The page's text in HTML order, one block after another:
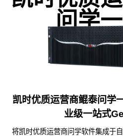
问学
凯时优质运营商鲲泰问
业级一站式
将凯时优质运营商问学软件集成于